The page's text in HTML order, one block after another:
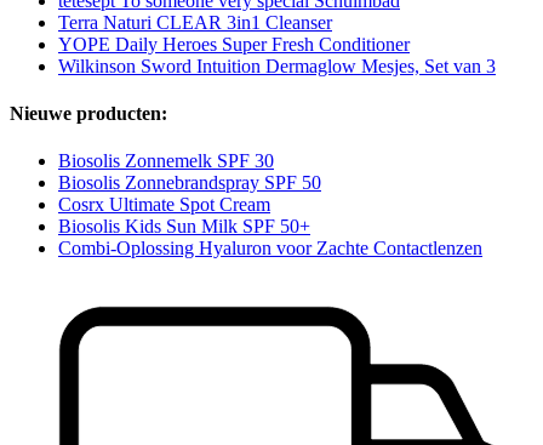
Terra Naturi CLEAR 3in1 Cleanser
YOPE Daily Heroes Super Fresh Conditioner
Wilkinson Sword Intuition Dermaglow Mesjes, Set van 3
Nieuwe producten:
Biosolis Zonnemelk SPF 30
Biosolis Zonnebrandspray SPF 50
Cosrx Ultimate Spot Cream
Biosolis Kids Sun Milk SPF 50+
Combi-Oplossing Hyaluron voor Zachte Contactlenzen